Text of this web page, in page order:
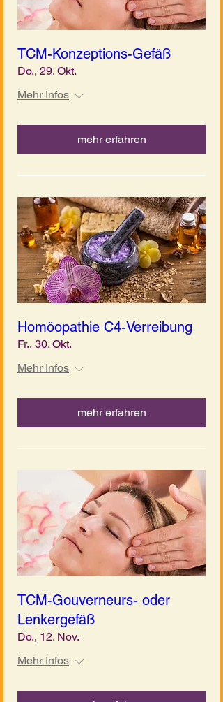
TCM-Konzeptions-Gefäß
Do., 29. Okt.
Mehr Infos
mehr erfahren
Homöopathie C4-Verreibung
Fr., 30. Okt.
Mehr Infos
mehr erfahren
TCM-Gouverneurs- oder
Lenkergefäß
Do., 12. Nov.
Mehr Infos